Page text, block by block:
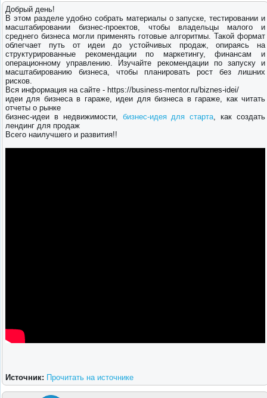
Добрый день!
В этом разделе удобно собрать материалы о запуске, тестировании и
масштабировании бизнес-проектов, чтобы владельцы малого и
среднего бизнеса могли применять готовые алгоритмы. Такой формат
облегчает путь от идеи до устойчивых продаж, опираясь на
структурированные рекомендации по маркетингу, финансам и
операционному управлению. Изучайте рекомендации по запуску и
масштабированию бизнеса, чтобы планировать рост без лишних
рисков.
Вся информация на сайте - https://business-mentor.ru/biznes-idei/
идеи для бизнеса в гараже, идеи для бизнеса в гараже, как читать
отчеты о рынке
бизнес-идеи в недвижимости, бизнес-идея для старта, как создать
лендинг для продаж
Всего наилучшего и развития!!
Источник: Прочитать на источнике